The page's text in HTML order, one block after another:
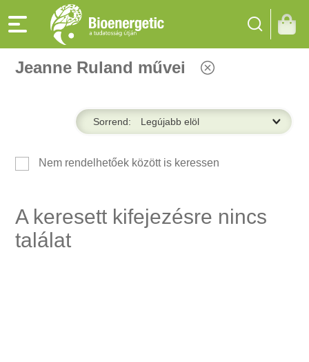
Jeanne Ruland művei
Sorrend:
Nem rendelhetőek között is keressen
A keresett kifejezésre nincs
találat